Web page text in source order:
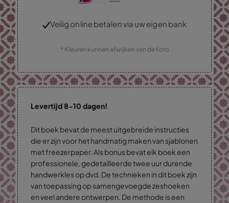
Veilig online betalen via uw eigen bank
* Kleuren kunnen afwijken van de foto
Levertijd 8-10 dagen!
Dit boek bevat de meest uitgebreide instructies
die er zijn voor het handmatig maken van sjablonen
met freezerpaper. Als bonus bevat elk boek een
professionele, gedetailleerde twee uur durende
handwerkles op dvd. De technieken in dit boek zijn
van toepassing op samengevoegde zeshoeken
en veel andere ontwerpen. De methode is een